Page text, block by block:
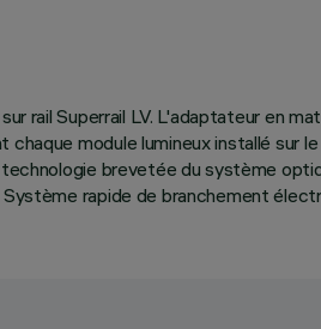
rail Superrail LV. L'adaptateur en
module lumineux installé
brevetée du système
rapide de branchement